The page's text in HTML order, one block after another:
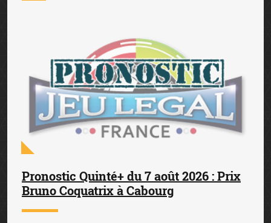
Pronostic Quinté+ du 7 août 2026 : Prix
Bruno Coquatrix à Cabourg